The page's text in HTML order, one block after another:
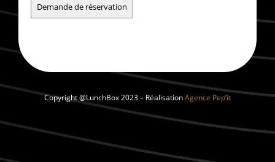
Demande de réservation
Copyright @LunchBox 2023 – RéalisationAgence Pep’it